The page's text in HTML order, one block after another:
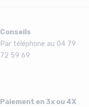
Conseils
Par téléphone au 04 79
72 59 69
Paiement en 3x ou 4X